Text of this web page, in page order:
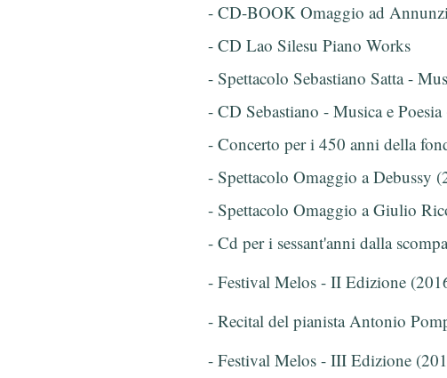
- CD-BOOK Omaggio ad
- CD Lao Silesu Piano Works
- Spettacolo Sebastiano Satta -
- CD Sebastiano - Musica e
- Concerto per i 450 anni della
- Spettacolo Omaggio a Debussy
- Spettacolo Omaggio a Giulio
- Cd per i sessant'anni dalla
- Festival Melos - II Edizione
- Recital del pianista Antonio
- Festival Melos - III Edizione